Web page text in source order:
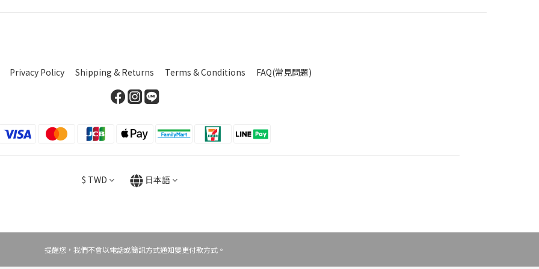
Privacy Policy Shipping & Returns Terms & Conditions FAQ(常見問題)
$ TWD 日本語
提醒您，我們不會以電話或簡訊方式通知變更付款方式。